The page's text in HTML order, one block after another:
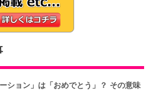
ション」は「おめでとう」？ その意味